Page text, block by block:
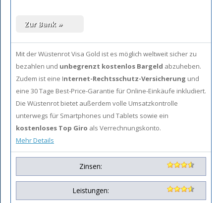
Mit der Wüstenrot Visa Gold ist es möglich weltweit sicher zu
bezahlen und unbegrenzt kostenlos Bargeld abzuheben.
Zudem ist eine Internet-Rechtsschutz-Versicherung und
eine 30 Tage Best-Price-Garantie für Online-Einkäufe inkludiert.
Die Wüstenrot bietet außerdem volle Umsatzkontrolle
unterwegs für Smartphones und Tablets sowie ein
kostenloses Top Giro als Verrechnungskonto.
Mehr Details
Zinsen:
Leistungen: